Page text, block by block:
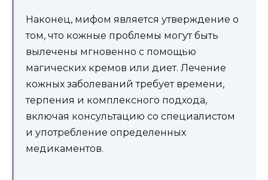
Наконец, мифом является утверждение о
том, что кожные проблемы могут быть
вылечены мгновенно с помощью
магических кремов или диет. Лечение
кожных заболеваний требует времени,
терпения и комплексного подхода,
включая консультацию со специалистом
и употребление определенных
медикаментов.